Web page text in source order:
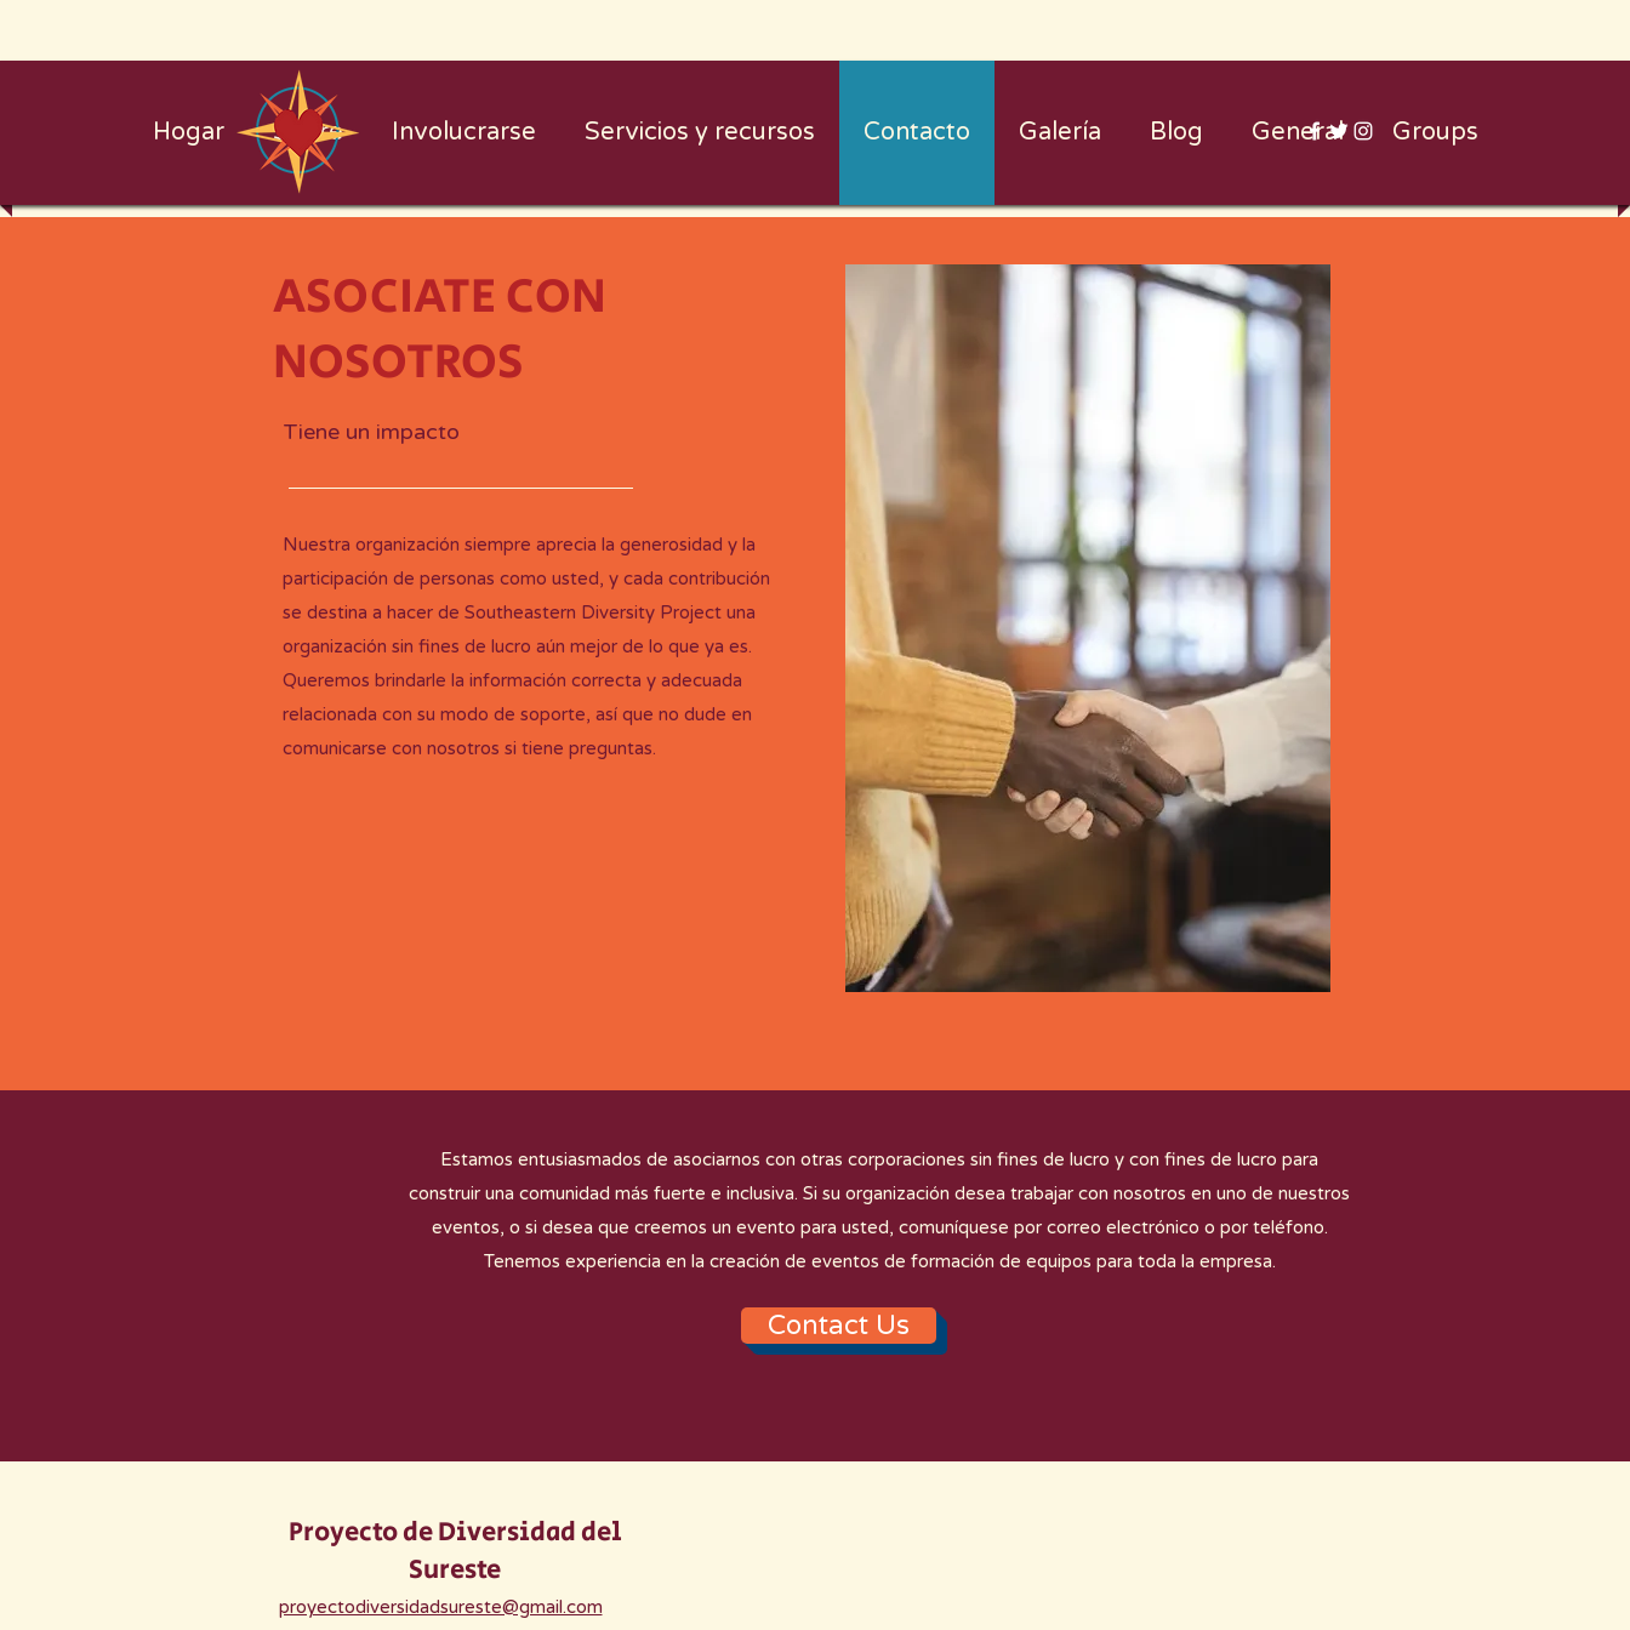
Hogar Sobre Involucrarse Servicios y recursos Contacto Galería Blog General Groups
ASOCIATE CON
NOSOTROS
Tiene un impacto
Nuestra organización siempre aprecia la generosidad y la
participación de personas como usted, y cada contribución
se destina a hacer de Southeastern Diversity Project una
organización sin fines de lucro aún mejor de lo que ya es.
Queremos brindarle la información correcta y adecuada
relacionada con su modo de soporte, así que no dude en
comunicarse con nosotros si tiene preguntas.
Estamos entusiasmados de asociarnos con otras corporaciones sin fines de lucro y con fines de lucro para
construir una comunidad más fuerte e inclusiva. Si su organización desea trabajar con nosotros en uno de nuestros
eventos, o si desea que creemos un evento para usted, comuníquese por correo electrónico o por teléfono.
Tenemos experiencia en la creación de eventos de formación de equipos para toda la empresa.
Contact Us
Proyecto de Diversidad del
Sureste
proyectodiversidadsureste@gmail.com